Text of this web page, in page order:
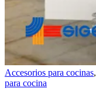
Accesorios para cocinas,
para cocina